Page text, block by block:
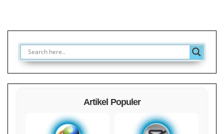
Artikel Populer